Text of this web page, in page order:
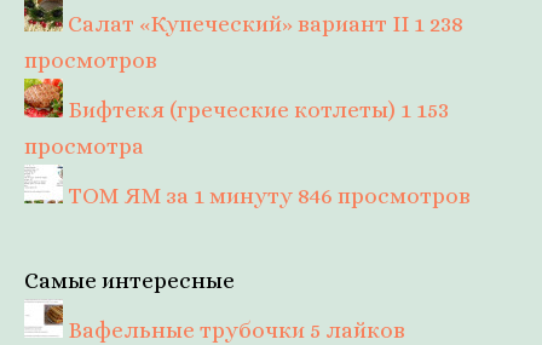
Салат «Купеческий» вариант II 1 238
просмотров
Бифтекя (греческие котлеты) 1 153
просмотра
ТОМ ЯМ за 1 минуту 846 просмотров
Самые интересные
Вафельные трубочки 5 лайков